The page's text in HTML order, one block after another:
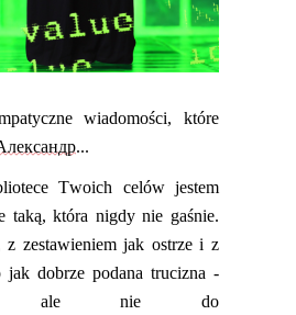
wiadomości, które
...
Twoich celów jestem
taką, która nigdy nie gaśnie.
zestawieniem jak ostrze i z
jak dobrze podana trucizna -
ale nie do